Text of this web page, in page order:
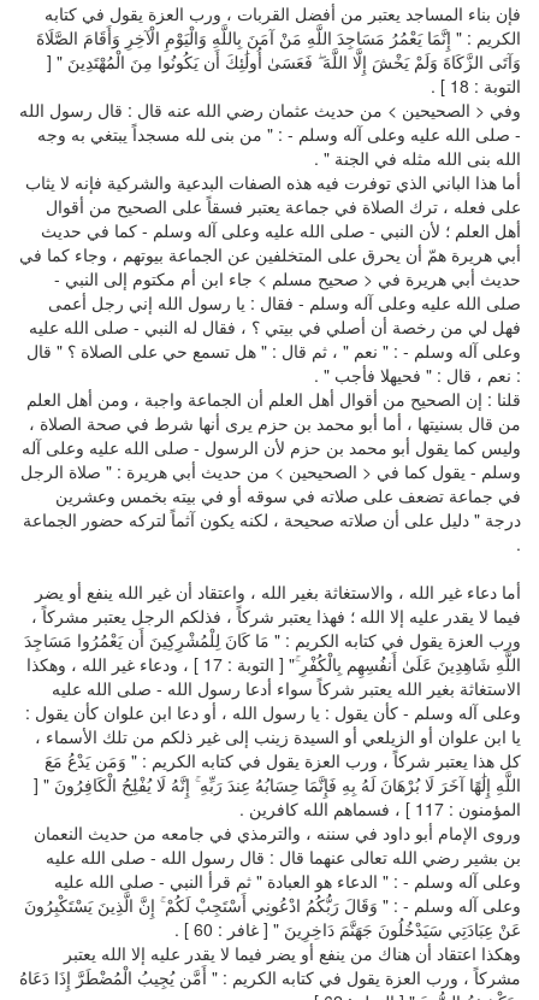
فإن بناء المساجد يعتبر من أفضل القربات ، ورب العزة يقول في كتابه
الكريم : " إِنَّمَا يَعْمُرُ مَسَاجِدَ اللَّهِ مَنْ آمَنَ بِاللَّهِ وَالْيَوْمِ الْآخِرِ وَأَقَامَ الصَّلَاةَ
وَآتَى الزَّكَاةَ وَلَمْ يَخْشَ إِلَّا اللَّهَ ۖ فَعَسَىٰ أُولَٰئِكَ أَن يَكُونُوا مِنَ الْمُهْتَدِينَ " [
التوبة : 18 ] .
وفي < الصحيحين > من حديث عثمان رضي الله عنه قال : قال رسول الله
- صلى الله عليه وعلى آله وسلم - : " من بنى لله مسجداً يبتغي به وجه
الله بنى الله مثله في الجنة " .
أما هذا الباني الذي توفرت فيه هذه الصفات البدعية والشركية فإنه لا يثاب
على فعله ، ترك الصلاة في جماعة يعتبر فسقاً على الصحيح من أقوال
أهل العلم ؛ لأن النبي - صلى الله عليه وعلى آله وسلم - كما في حديث
أبي هريرة همّ أن يحرق على المتخلفين عن الجماعة بيوتهم ، وجاء كما في
حديث أبي هريرة في < صحيح مسلم > جاء ابن أم مكتوم إلى النبي -
صلى الله عليه وعلى آله وسلم - فقال : يا رسول الله إني رجل أعمى
فهل لي من رخصة أن أصلي في بيتي ؟ ، فقال له النبي - صلى الله عليه
وعلى آله وسلم - : " نعم " ، ثم قال : " هل تسمع حي على الصلاة ؟ " قال
: نعم ، قال : " فحيهلا فأجب " .
قلنا : إن الصحيح من أقوال أهل العلم أن الجماعة واجبة ، ومن أهل العلم
من قال بسنيتها ، أما أبو محمد بن حزم يرى أنها شرط في صحة الصلاة ،
وليس كما يقول أبو محمد بن حزم لأن الرسول - صلى الله عليه وعلى آله
وسلم - يقول كما في < الصحيحين > من حديث أبي هريرة : " صلاة الرجل
في جماعة تضعف على صلاته في سوقه أو في بيته بخمس وعشرين
درجة " دليل على أن صلاته صحيحة ، لكنه يكون آثماً لتركه حضور الجماعة
.
أما دعاء غير الله ، والاستغاثة بغير الله ، واعتقاد أن غير الله ينفع أو يضر
فيما لا يقدر عليه إلا الله ؛ فهذا يعتبر شركاً ، فذلكم الرجل يعتبر مشركاً ،
ورب العزة يقول في كتابه الكريم : " مَا كَانَ لِلْمُشْرِكِينَ أَن يَعْمُرُوا مَسَاجِدَ
اللَّهِ شَاهِدِينَ عَلَىٰ أَنفُسِهِم بِالْكُفْرِ ۚ" [ التوبة : 17 ] ، ودعاء غير الله ، وهكذا
الاستغاثة بغير الله يعتبر شركاً سواء أدعا رسول الله - صلى الله عليه
وعلى آله وسلم - كأن يقول : يا رسول الله ، أو دعا ابن علوان كأن يقول :
يا ابن علوان أو الزيلعي أو السيدة زينب إلى غير ذلكم من تلك الأسماء ،
كل هذا يعتبر شركاً ، ورب العزة يقول في كتابه الكريم : " وَمَن يَدْعُ مَعَ
اللَّهِ إِلَٰهًا آخَرَ لَا بُرْهَانَ لَهُ بِهِ فَإِنَّمَا حِسَابُهُ عِندَ رَبِّهِ ۚ إِنَّهُ لَا يُفْلِحُ الْكَافِرُونَ " [
المؤمنون : 117 ] ، فسماهم الله كافرين .
وروى الإمام أبو داود في سننه ، والترمذي في جامعه من حديث النعمان
بن بشير رضي الله تعالى عنهما قال : قال رسول الله - صلى الله عليه
وعلى آله وسلم - : " الدعاء هو العبادة " ثم قرأ النبي - صلى الله عليه
وعلى آله وسلم - : " وَقَالَ رَبُّكُمُ ادْعُونِي أَسْتَجِبْ لَكُمْ ۚ إِنَّ الَّذِينَ يَسْتَكْبِرُونَ
عَنْ عِبَادَتِي سَيَدْخُلُونَ جَهَنَّمَ دَاخِرِينَ " [ غافر : 60 ] .
وهكذا اعتقاد أن هناك من ينفع أو يضر فيما لا يقدر عليه إلا الله يعتبر
مشركاً ، ورب العزة يقول في كتابه الكريم : " أَمَّن يُجِيبُ الْمُضْطَرَّ إِذَا دَعَاهُ